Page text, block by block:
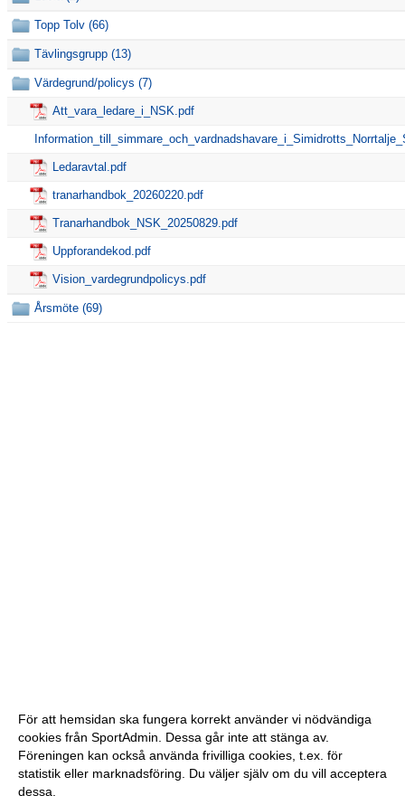
Dokument
Topp Tolv
Anmälan till Simklubben
Våra tävlingar
Klubbkollektion
Topp Tolv (66)
Tävlingsgrupp (13)
Värdegrund/policys (7)
Att_vara_ledare_i_NSK.pdf
Ledaravtal.pdf
tranarhandbok_20260220.pdf
Tranarhandbok_NSK_20250829.pdf
Uppforandekod.pdf
Vision_vardegrundpolicys.pdf
Årsmöte (69)
För att hemsidan ska fungera korrekt använder vi nödvändiga
cookies från SportAdmin. Dessa går inte att stänga av.
Föreningen kan också använda frivilliga cookies, t.ex. för
statistik eller marknadsföring. Du väljer själv om du vill acceptera
dessa.